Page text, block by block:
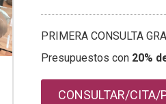
PRIMERA CONSULTA
Presupuestos con 20%
CONSULTAR/CITA/